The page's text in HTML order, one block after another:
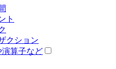
ト
クション
算子など